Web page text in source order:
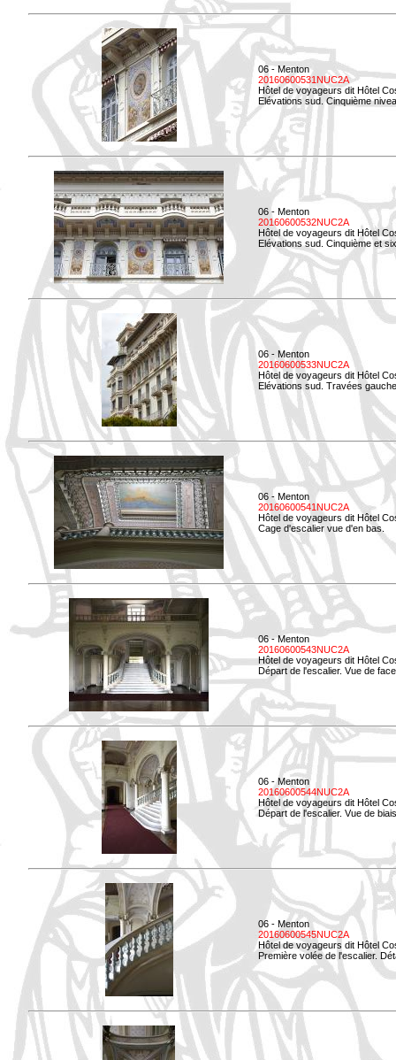
06 - Menton
20160600531NUC2A
Hôtel de voyageurs dit Hôtel
Elévations sud. Cinquième
06 - Menton
20160600532NUC2A
Hôtel de voyageurs dit Hôtel
Elévations sud. Cinquième et
06 - Menton
20160600533NUC2A
Hôtel de voyageurs dit Hôtel
Elévations sud. Travées
06 - Menton
20160600541NUC2A
Hôtel de voyageurs dit Hôtel
Cage d'escalier vue d'en bas.
06 - Menton
20160600543NUC2A
Hôtel de voyageurs dit Hôtel
Départ de l'escalier. Vue de
06 - Menton
20160600544NUC2A
Hôtel de voyageurs dit Hôtel
Départ de l'escalier. Vue de
06 - Menton
20160600545NUC2A
Hôtel de voyageurs dit Hôtel
Première volée de l'escalier.